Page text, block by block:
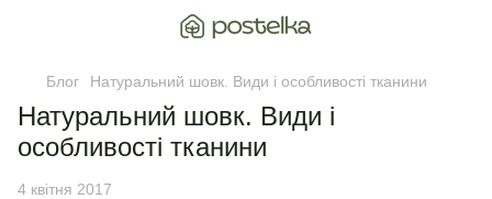
Блог Натуральний шовк. Види і особливості тканини
Натуральний шовк. Види і
особливості тканини
4 квітня 2017